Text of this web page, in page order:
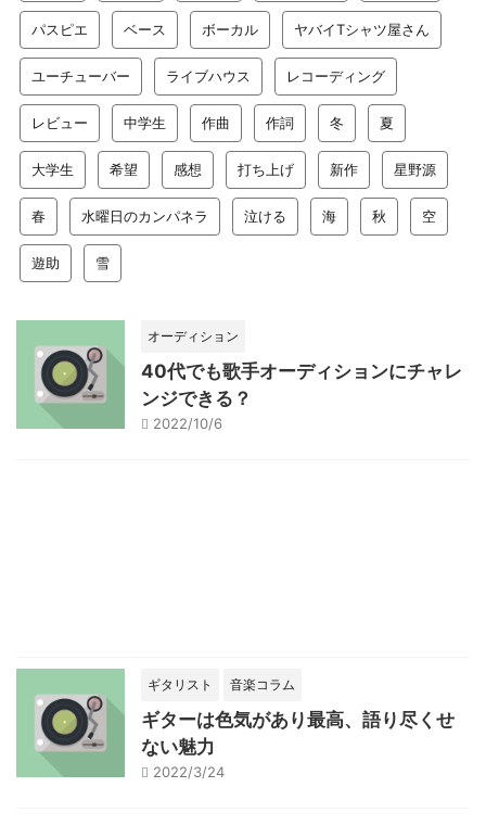
パスピエ ベース ボーカル ヤバイTシャツ屋さん
ユーチューバー ライブハウス レコーディング
レビュー 中学生 作曲 作詞 冬 夏
大学生 希望 感想 打ち上げ 新作 星野源
春 水曜日のカンパネラ 泣ける 海 秋 空
遊助 雪
オーディション
40代でも歌手オーディションにチャレ
ンジできる？
2022/10/6
ギタリスト 音楽コラム
ギターは色気があり最高、語り尽くせ
ない魅力
2022/3/24